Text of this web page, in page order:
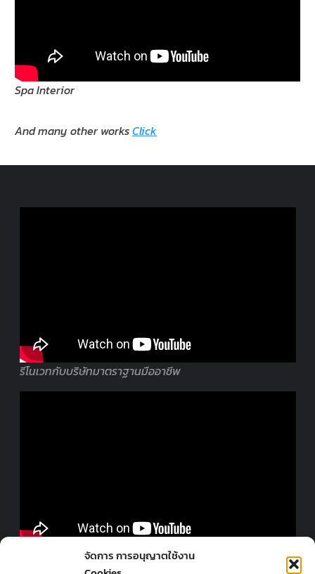
จัดการ การอนุญาตใช้งาน
Spa Interior
And many other worksClick
รีโนเวทกับบริษัทมาตราฐานมืออาชีพ
ออกแบบร้านโดยมืออาชีพ